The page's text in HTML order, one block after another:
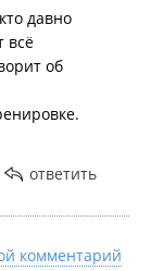
давно
всё
об
ответить
комментарий